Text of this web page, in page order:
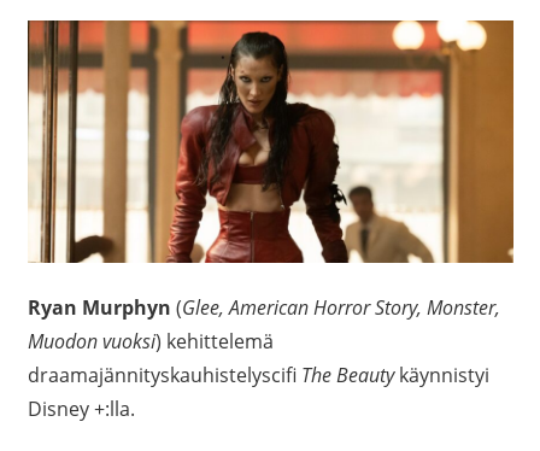
Ryan Murphyn (Glee, American Horror Story, Monster,
Muodon vuoksi) kehittelemä
draamajännityskauhistelyscifi The Beautykäynnistyi
Disney +:lla.